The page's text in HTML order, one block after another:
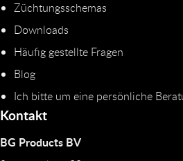
Züchtungsschemas
Downloads
Häufig gestellte Fragen
Blog
Ich bitte um eine persönliche
Kontakt
BG Products BV